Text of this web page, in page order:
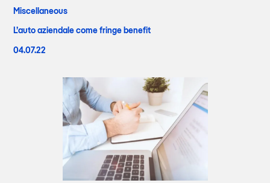
Miscellaneous
L’auto aziendale come fringe benefit
04.07.22